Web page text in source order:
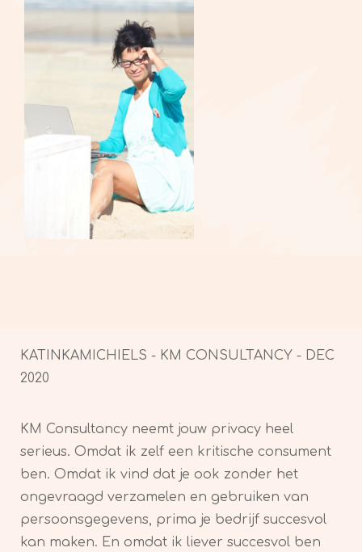
KATINKAMICHIELS - KM CONSULTANCY - DEC
2020
KM Consultancy neemt jouw privacy heel
serieus. Omdat ik zelf een kritische consument
ben. Omdat ik vind dat je ook zonder het
ongevraagd verzamelen en gebruiken van
persoonsgegevens, prima je bedrijf succesvol
kan maken. En omdat ik liever succesvol ben